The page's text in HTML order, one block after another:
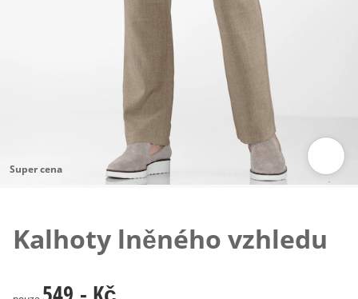
Super cena
Kalhoty lněného vzhledu
549,- Kč